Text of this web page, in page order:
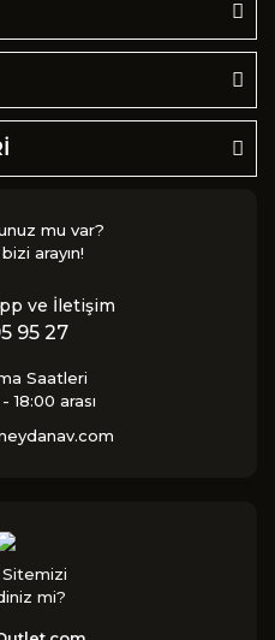
mu var?
arayın!
ve İletişim
95 27
Saatleri
18:00 arası
mi?